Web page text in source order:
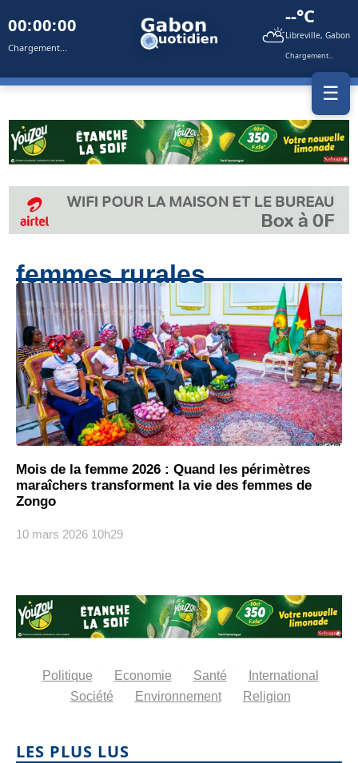
00:00:00
Chargement... ⛅
--°C
Libreville, Gabon
Chargement...
☰
femmes rurales
Mois de la femme 2026 : Quand les périmètres
maraîchers transforment la vie des femmes de
Zongo
10 mars 2026 10h29
Politique Economie Santé
International
Société
Environnement Religion
LES PLUS LUS